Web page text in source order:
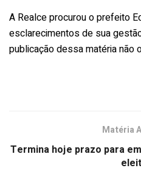
A Realce procurou o prefeito
esclarecimentos de sua
publicação dessa matéria não
Matéria
Termina hoje prazo para